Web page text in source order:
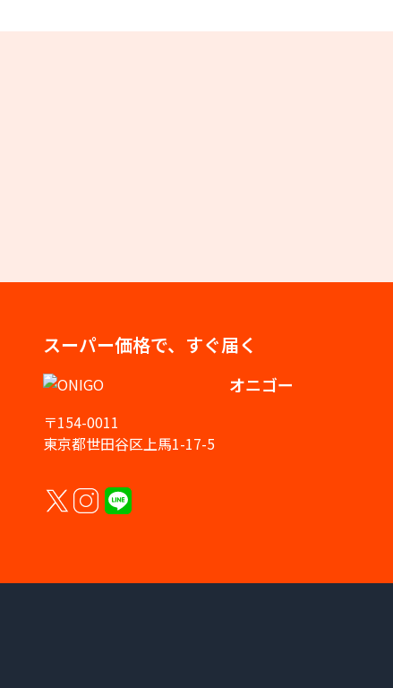
スーパー価格で、すぐ届く
オニゴー
〒154-0011
東京都世田谷区上馬1-17-5